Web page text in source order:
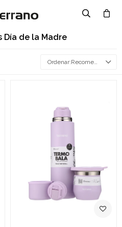
Día de la Madre
Recomendados